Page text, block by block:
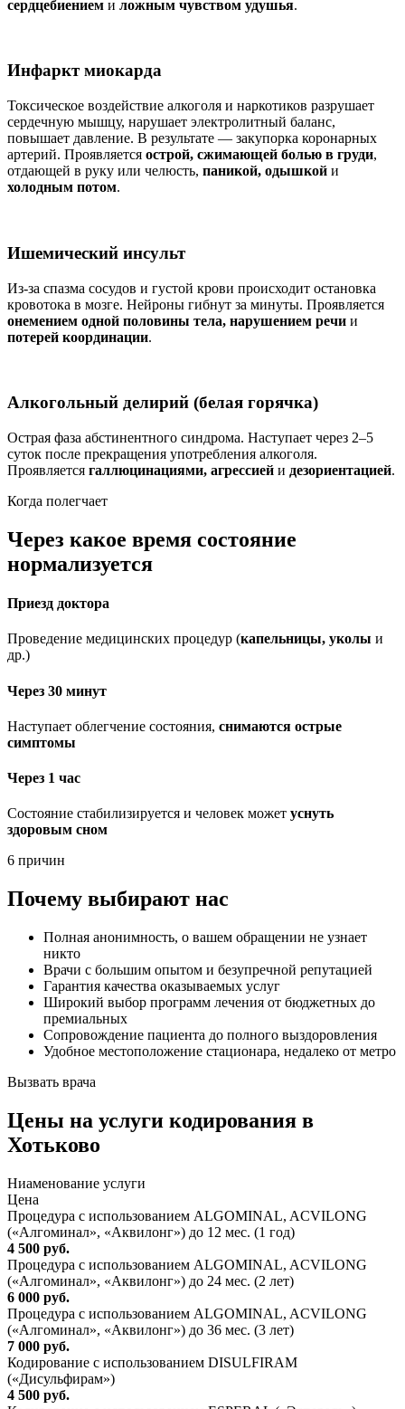
сердцебиением и ложным чувством удушья.
Инфаркт миокарда
Токсическое воздействие алкоголя и наркотиков разрушает
сердечную мышцу, нарушает электролитный баланс,
повышает давление. В результате — закупорка коронарных
артерий. Проявляется острой, сжимающей болью в груди,
отдающей в руку или челюсть, паникой, одышкой и
холодным потом.
Ишемический инсульт
Из-за спазма сосудов и густой крови происходит остановка
кровотока в мозге. Нейроны гибнут за минуты. Проявляется
онемением одной половины тела, нарушением речи и
потерей координации.
Алкогольный делирий (белая горячка)
Острая фаза абстинентного синдрома. Наступает через 2–5
суток после прекращения употребления алкоголя.
Проявляется галлюцинациями, агрессией и дезориентацией.
Когда полегчает
Через какое время состояние
нормализуется
Приезд доктора
Проведение медицинских процедур (капельницы, уколы и
др.)
Через 30 минут
Наступает облегчение состояния, снимаются острые
симптомы
Через 1 час
Состояние стабилизируется и человек может уснуть
здоровым сном
6 причин
Почему выбирают нас
Полная анонимность, о вашем обращении не узнает
никто
Врачи с большим опытом и безупречной репутацией
Гарантия качества оказываемых услуг
Широкий выбор программ лечения от бюджетных до
премиальных
Сопровождение пациента до полного выздоровления
Удобное местоположение стационара, недалеко от метро
Вызвать врача
Цены на услуги кодирования в
Хотьково
Ниaменование услуги
Цена
Процедура с использованием ALGOMINAL, ACVILONG
(«Алгоминал», «Аквилонг») до 12 мес. (1 год)
4 500 руб.
Процедура с использованием ALGOMINAL, ACVILONG
(«Алгоминал», «Аквилонг») до 24 мес. (2 лет)
6 000 руб.
Процедура с использованием ALGOMINAL, ACVILONG
(«Алгоминал», «Аквилонг») до 36 мес. (3 лет)
7 000 руб.
Кодирование с использованием DISULFIRAM
(«Дисульфирам»)
4 500 руб.